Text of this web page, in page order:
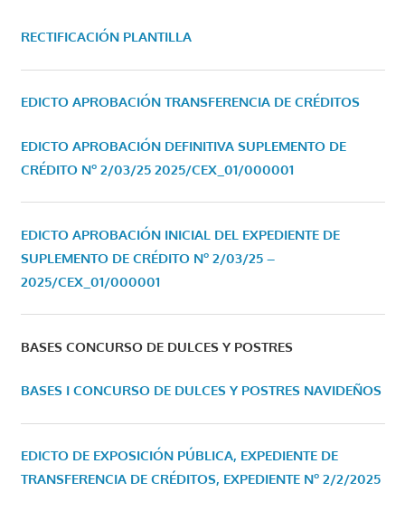
RECTIFICACIÓN PLANTILLA
EDICTO APROBACIÓN TRANSFERENCIA DE CRÉDITOS
EDICTO APROBACIÓN DEFINITIVA SUPLEMENTO DE
CRÉDITO Nº 2/03/25 2025/CEX_01/000001
EDICTO APROBACIÓN INICIAL DEL EXPEDIENTE DE
SUPLEMENTO DE CRÉDITO Nº 2/03/25 –
2025/CEX_01/000001
BASES CONCURSO DE DULCES Y POSTRES
BASES I CONCURSO DE DULCES Y POSTRES NAVIDEÑOS
EDICTO DE EXPOSICIÓN PÚBLICA, EXPEDIENTE DE
TRANSFERENCIA DE CRÉDITOS, EXPEDIENTE Nº 2/2/2025